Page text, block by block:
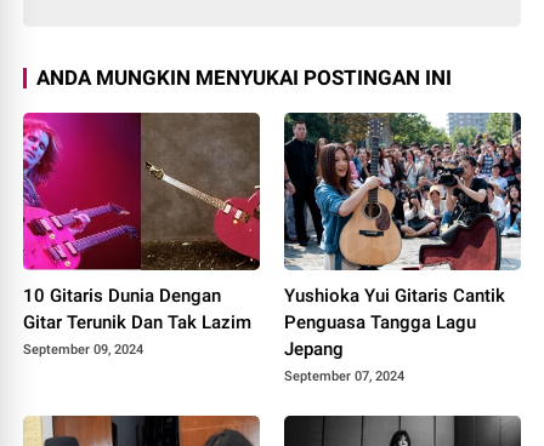
ANDA MUNGKIN MENYUKAI POSTINGAN INI
10 Gitaris Dunia Dengan
Gitar Terunik Dan Tak Lazim
September 09, 2024
Yushioka Yui Gitaris Cantik
Penguasa Tangga Lagu
Jepang
September 07, 2024